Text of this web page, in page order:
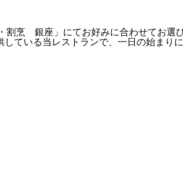
割烹 銀座」にてお好みに合わせてお選
ている当レストランで、一日の始まり